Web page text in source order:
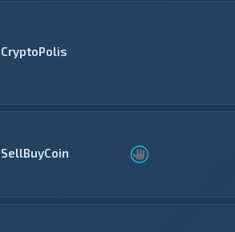
CryptoPolis
SellBuyCoin